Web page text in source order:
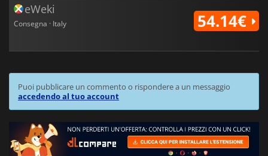
eWeki
Consegna · Italy 54.14€
Puoi pubblicare un commento o rispondere a un messaggio
accedendo al tuo account